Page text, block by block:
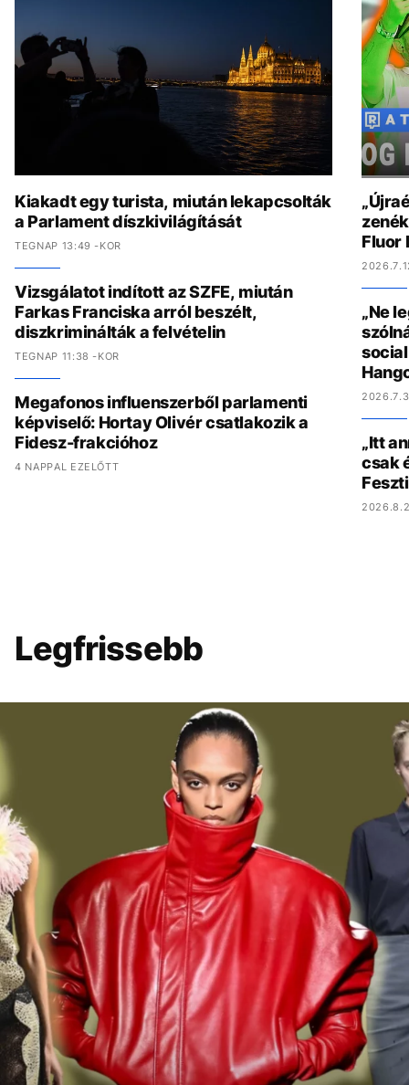
Kiakadt egy turista, miután lekapcsolták
a Parlament díszkivilágítását
TEGNAP 13:49 -KOR
Vizsgálatot indított az SZFE, miután
Farkas Franciska arról beszélt,
diszkriminálták a felvételin
TEGNAP 11:38 -KOR
Megafonos influenszerből parlamenti
képviselő: Hortay Olivér csatlakozik a
Fidesz-frakcióhoz
4 NAPPAL EZELŐTT
Fluor
„Ne
„Itt
csak
Legfrissebb